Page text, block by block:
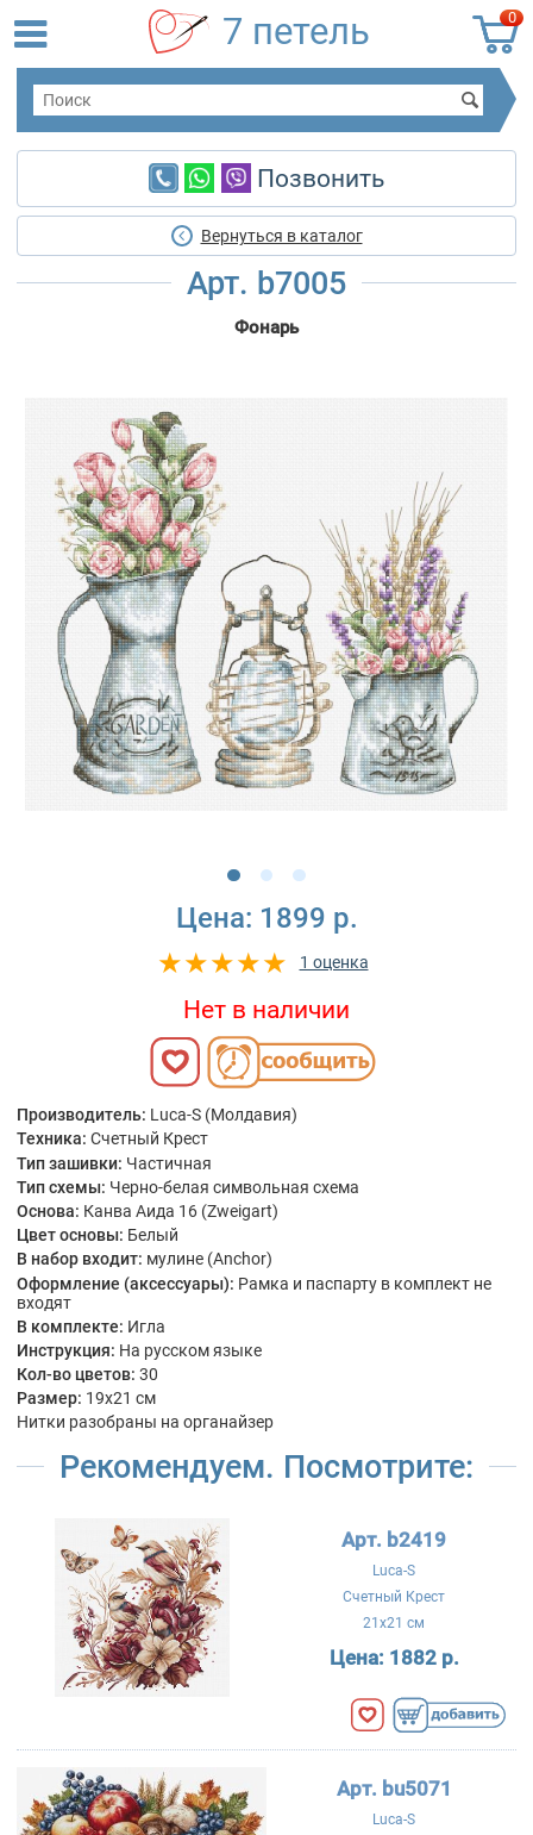
0
7 петель
Позвонить
Вернуться в каталог
Арт. b7005
Фонарь
Цена: 1899 р.
1 оценка
Нет в наличии
Производитель: Luca-S (Молдавия)
Техника: Счетный Крест
Тип зашивки: Частичная
Тип схемы: Черно-белая символьная схема
Основа: Канва Аида 16 (Zweigart)
Цвет основы: Белый
В набор входит: мулине (Anchor)
Оформление (аксессуары): Рамка и паспарту в комплект не
входят
В комплекте: Игла
Инструкция: На русском языке
Кол-во цветов: 30
Размер: 19x21 см
Нитки разобраны на органайзер
Рекомендуем. Посмотрите:
Арт. b2419
Luca-S
Счетный Крест
21x21 см
Цена: 1882 р.
Арт. bu5071
Luca-S